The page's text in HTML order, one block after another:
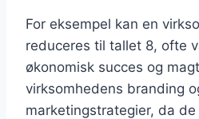
For eksempel kan en
reduceres til tallet 8, ofte
økonomisk succes og
virksomhedens branding
marketingstrategier, da